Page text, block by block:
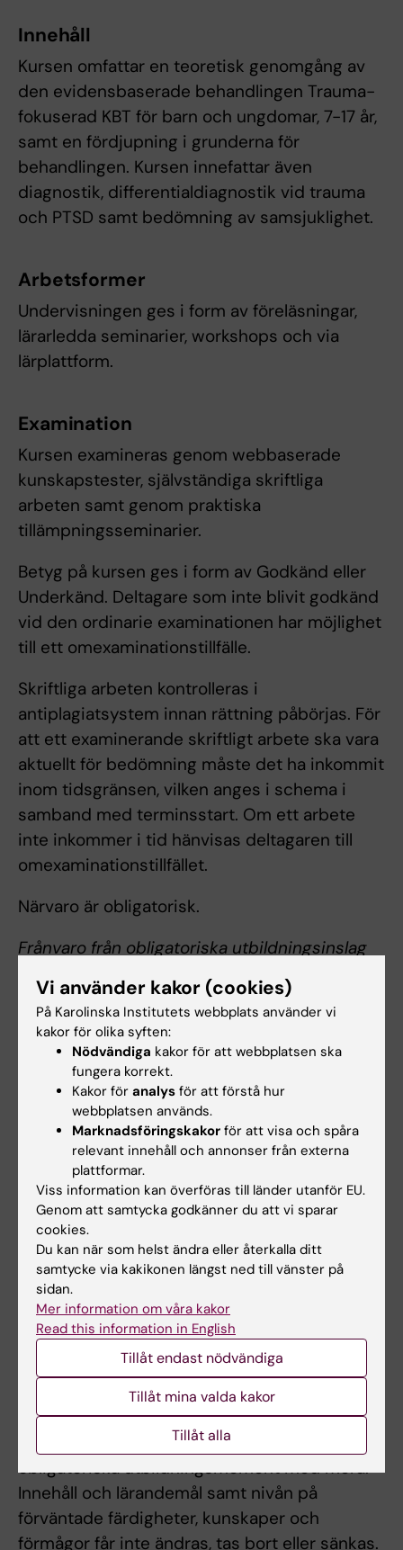
Innehåll
Kursen omfattar en teoretisk genomgång av
den evidensbaserade behandlingen Trauma-
fokuserad KBT för barn och ungdomar, 7-17 år,
samt en fördjupning i grunderna för
behandlingen. Kursen innefattar även
diagnostik, differentialdiagnostik vid trauma
och PTSD samt bedömning av samsjuklighet.
Arbetsformer
Undervisningen ges i form av föreläsningar,
lärarledda seminarier, workshops och via
lärplattform.
Examination
Kursen examineras genom webbaserade
kunskapstester, självständiga skriftliga
arbeten samt genom praktiska
tillämpningsseminarier.
Betyg på kursen ges i form av Godkänd eller
Underkänd. Deltagare som inte blivit godkänd
vid den ordinarie examinationen har möjlighet
till ett omexaminationstillfälle.
Skriftliga arbeten kontrolleras i
antiplagiatsystem innan rättning påbörjas. För
att ett examinerande skriftligt arbete ska vara
aktuellt för bedömning måste det ha inkommit
inom tidsgränsen, vilken anges i schema i
samband med terminsstart. Om ett arbete
inte inkommer i tid hänvisas deltagaren till
omexaminationstillfället.
Närvaro är obligatorisk.
Frånvaro från obligatoriska utbildningsinslag
Examinator bedömer om och i så fall hur
frånvaro från obligatoriska utbildningsinslag
kan tas igen. Innan studenten deltagit i de
obligatoriska utbildningsinslagen eller tagit
igen frånvaro i enlighet med examinators
anvisningar kan inte studieresultaten
slutrapporteras. Frånvaro från ett obligatoriskt
utbildningsinslag kan innebära att studenten
inte kan ta igen tillfället förrän nästa gång
kursen ges.
Möjlighet till undantag från kursplanens
föreskrifter om examination
Om det föreligger särskilda skäl, eller behov av
anpassning för deltagare med
funktionsnedsättning, får examinator fatta
beslut om att frångå kursplanens föreskrifter
om examinationsform, antal
examinationstillfällen, möjlighet till
komplettering eller undantag från
obligatoriska utbildningsmoment med mera.
Innehåll och lärandemål samt nivån på
förväntade färdigheter, kunskaper och
förmågor får inte ändras, tas bort eller sänkas.
Vi använder kakor (cookies)
På Karolinska Institutets webbplats använder vi
kakor för olika syften:
Nödvändiga kakor för att webbplatsen ska
fungera korrekt.
Kakor för analys för att förstå hur
webbplatsen används.
Marknadsföringskakor för att visa och spåra
relevant innehåll och annonser från externa
plattformar.
Viss information kan överföras till länder utanför EU.
Genom att samtycka godkänner du att vi sparar
cookies.
Du kan när som helst ändra eller återkalla ditt
samtycke via kakikonen längst ned till vänster på
sidan.
Mer information om våra kakor
Read this information in English
Tillåt endast nödvändiga
Tillåt mina valda kakor
Tillåt alla